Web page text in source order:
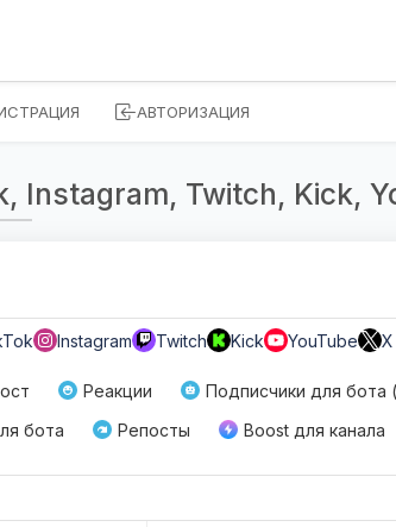
АВТОРИЗАЦИЯ
Instagram, Twitch, Kick,
Instagram Twitch Kick YouTube
Реакции
Подписчики для бота
бота
Репосты Boost для канала